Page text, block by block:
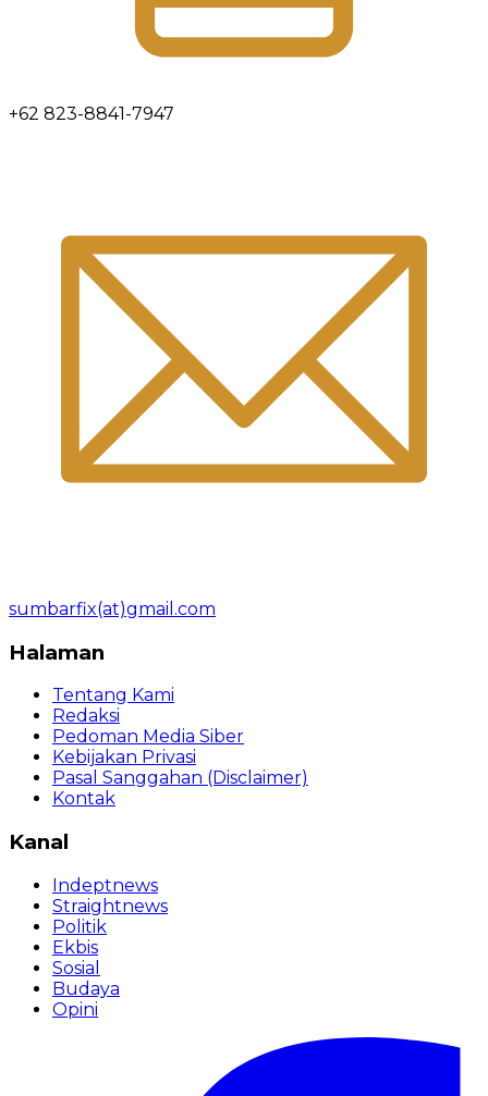
+62 823-8841-7947
sumbarfix(at)gmail.com
Halaman
Tentang Kami
Redaksi
Pedoman Media Siber
Kebijakan Privasi
Pasal Sanggahan (Disclaimer)
Kontak
Kanal
Indeptnews
Straightnews
Politik
Ekbis
Sosial
Budaya
Opini